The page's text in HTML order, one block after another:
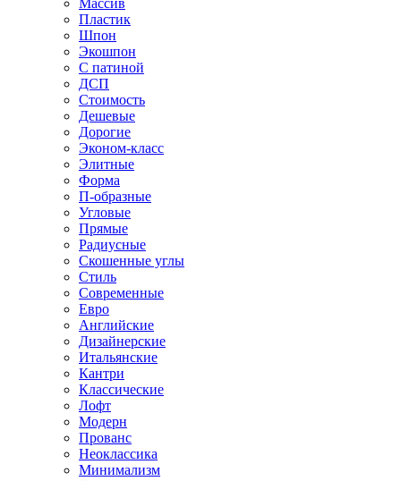
Массив
Пластик
Шпон
Экошпон
С патиной
ДСП
Стоимость
Дешевые
Дорогие
Эконом-класс
Элитные
Форма
П-образные
Угловые
Прямые
Радиусные
Скошенные углы
Стиль
Современные
Евро
Английские
Дизайнерские
Итальянские
Кантри
Классические
Лофт
Модерн
Прованс
Неоклассика
Минимализм